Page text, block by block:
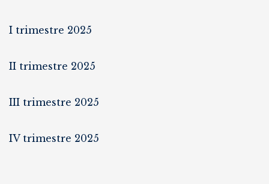
I trimestre 2025
II trimestre 2025
III trimestre 2025
IV trimestre 2025